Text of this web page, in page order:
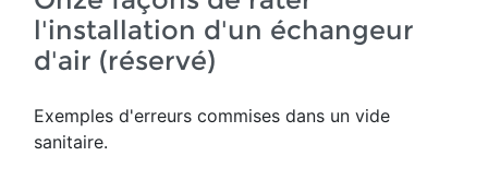
l'installation d'un échangeur
d'air (réservé)
Exemples d'erreurs commises dans un vide
sanitaire.